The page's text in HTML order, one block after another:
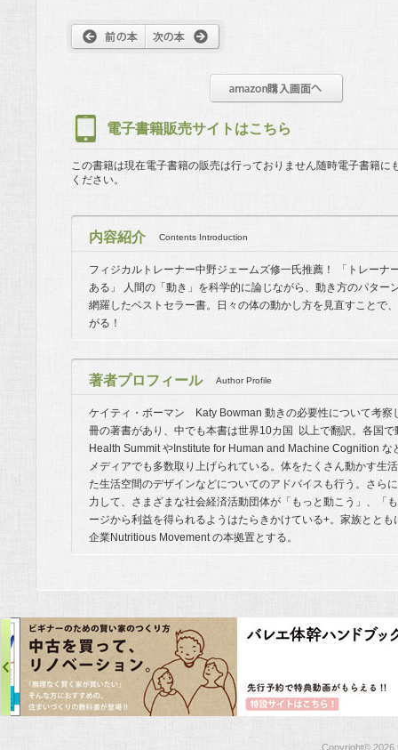
電子書籍販売サイトはこちら
この書籍は現在電子書籍の販売は行っておりません随時電子書籍に
ください。
内容紹介 Contents Introduction
フィジカルトレーナー中野ジェームズ修一氏推薦！ 「トレーナ
ある」 人間の「動き」を科学的に論じながら、動き方のパター
網羅したベストセラー書。日々の体の動かし方を見直すことで
がる！
著者プロフィール Author Profile
ケイティ・ボーマン Katy Bowman 動きの必要性について考察
冊の著書があり、中でも本書は世界10カ国 以上で翻訳。各国
Health Summit やInstitute for Human and Machine Cognition
メディアでも多数取り上げられている。体をたくさん動かす生
た生活空間のデザインなどについてのアドバイスも行う。さら
力して、さまざまな社会経済活動団体が「もっと動こう」、「
ージから利益を得られるようはたらきかけている+。家族とと
企業Nutritious Movement の本拠置とする。
Copyright© 2026